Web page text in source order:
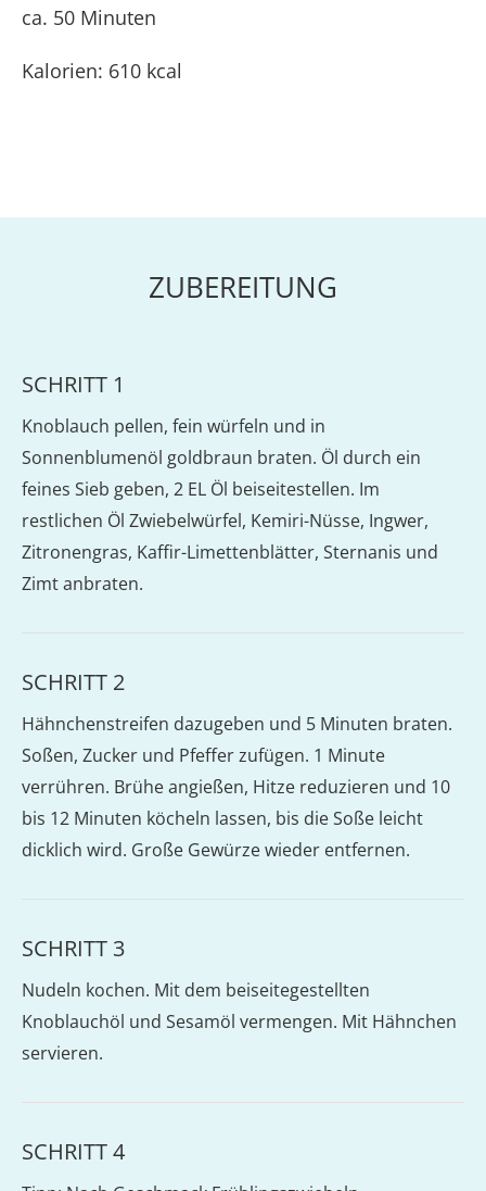
ca. 50 Minuten
Kalorien: 610 kcal
ZUBEREITUNG
SCHRITT 1
Knoblauch pellen, fein würfeln und in
Sonnenblumenöl goldbraun braten. Öl durch ein
feines Sieb geben, 2 EL Öl beiseitestellen. Im
restlichen Öl Zwiebelwürfel, Kemiri-Nüsse, Ingwer,
Zitronengras, Kaffir-Limettenblätter, Sternanis und
Zimt anbraten.
SCHRITT 2
Hähnchenstreifen dazugeben und 5 Minuten braten.
Soßen, Zucker und Pfeffer zufügen. 1 Minute
verrühren. Brühe angießen, Hitze reduzieren und 10
bis 12 Minuten köcheln lassen, bis die Soße leicht
dicklich wird. Große Gewürze wieder entfernen.
SCHRITT 3
Nudeln kochen. Mit dem beiseitegestellten
Knoblauchöl und Sesamöl vermengen. Mit Hähnchen
servieren.
SCHRITT 4